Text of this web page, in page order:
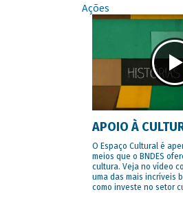
Ações
APOIO À
O Espaço Cultural é
meios que o BNDES
cultura. Veja no vídeo
uma das mais incríveis
como investe no setor